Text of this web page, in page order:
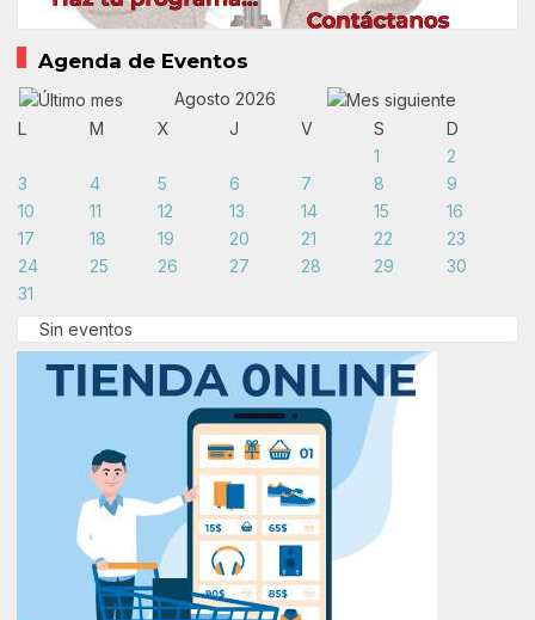
Agenda de Eventos
Agosto 2026
L
M X J V S
D
1
2
3
4 5 6 7 8
9
10
11 12 13 14 15
16
17
18 19 20 21 22
23
24
25 26 27 28 29
30
31
Sin eventos